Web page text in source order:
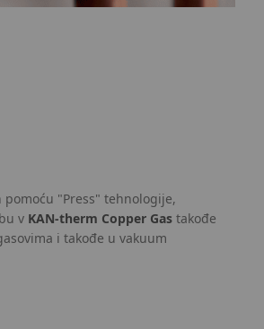
"Press" tehnologije,
v KAN-therm Copper Gas takođe
i takođe u vakuum